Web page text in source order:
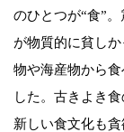
のひとつが“食”
が物質的に貧し
物や海産物から
した。古きよき
新しい食文化も